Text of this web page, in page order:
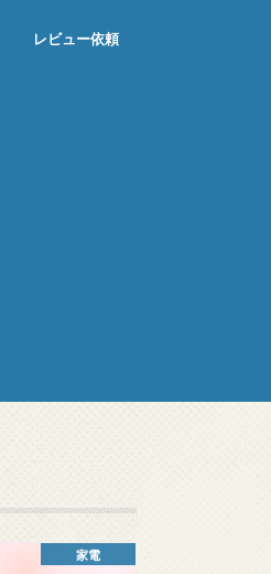
レビュー依頼
家電